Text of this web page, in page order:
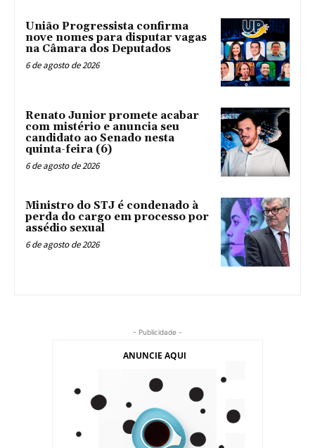
União Progressista confirma
nove nomes para disputar vagas
na Câmara dos Deputados
6 de agosto de 2026
Renato Junior promete acabar
com mistério e anuncia seu
candidato ao Senado nesta
quinta-feira (6)
6 de agosto de 2026
Ministro do STJ é condenado à
perda do cargo em processo por
assédio sexual
6 de agosto de 2026
- Publicidade -